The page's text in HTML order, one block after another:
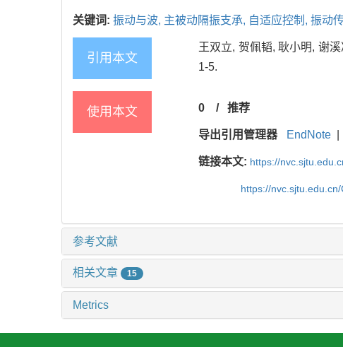
关键词: 振动与波, 主被动隔振支承, 自适应控制, 振动
引用本文
王双立, 贺佩韬, 耿小明, 谢
1-5.
使用本文 0 / 推荐
导出引用管理器 EndNote
链接本文: https://
https://
参考文献
相关文章 15
Metrics